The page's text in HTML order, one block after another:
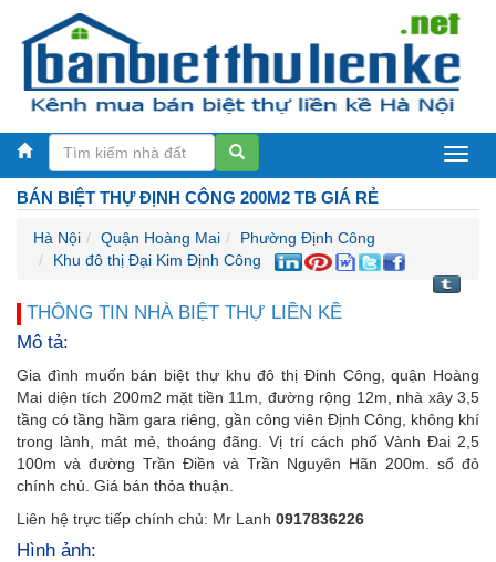
Biệt
kề
BÁN BIỆT THỰ ĐỊNH CÔNG 200M2 TB GIÁ RẺ
Hà Nội Quận Hoàng Mai
Phường Định Công
Khu đô thị Đại Kim Định Công
THÔNG TIN NHÀ BIỆT THỰ LIỀN KỀ
Mô tả:
Gia đình muốn bán biệt thự khu đô thị Đinh Công, quận Hoàng
Mai diện tích 200m2 mặt tiền 11m, đường rộng 12m, nhà xây 3,5
tầng có tầng hầm gara riêng, gần công viên Định Công, không khí
trong lành, mát mẻ, thoáng đãng. Vị trí cách phố Vành Đai 2,5
100m và đường Trần Điền và Trần Nguyên Hãn 200m. sổ đỏ
chính chủ. Giá bán thỏa thuận.
Liên hệ trực tiếp chính chủ: Mr Lanh 0917836226
Hình ảnh: